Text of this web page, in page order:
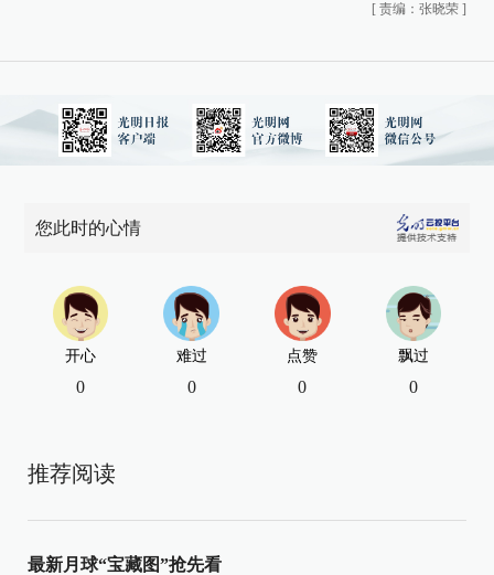
[ 责编：张晓荣 ]
您此时的心情
开心
0
难过
0
点赞
0
飘过
0
推荐阅读
最新月球“宝藏图”抢先看